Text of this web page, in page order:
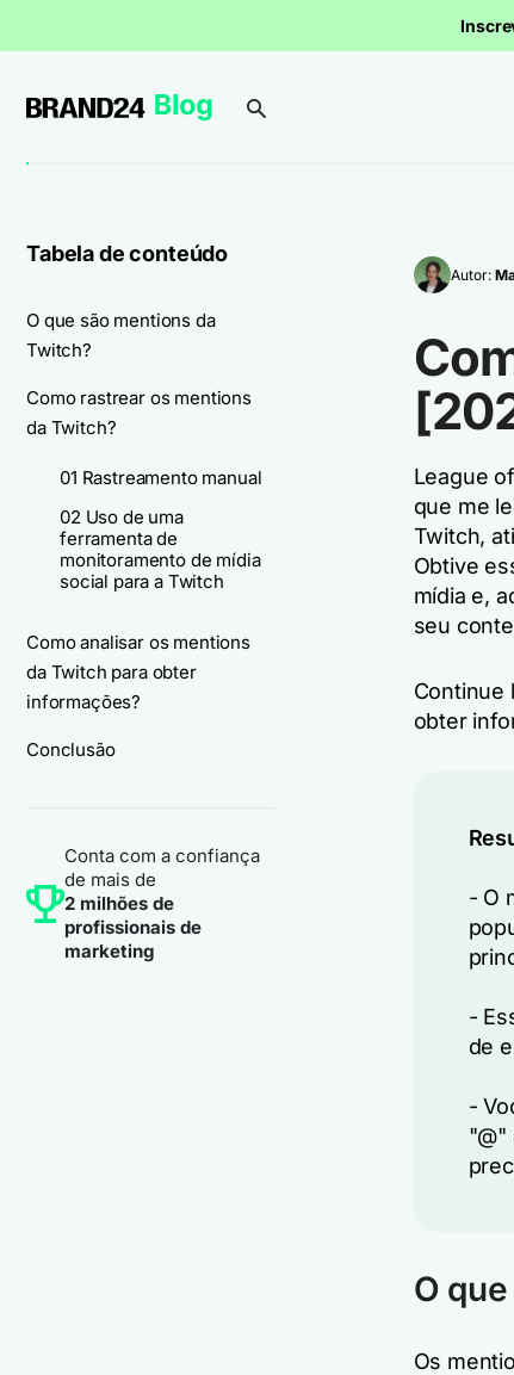
Tabela de conteúdo
O que são mentions da
Twitch?
Como rastrear os mentions
da Twitch?
01 Rastreamento manual
02 Uso de uma
ferramenta de
monitoramento de mídia
social para a Twitch
Como analisar os mentions
da Twitch para obter
informações?
Conclusão
Conta com a confiança
de mais de
2 milhões de
profissionais de
marketing
Autor:
League
que me
Twitch,
Obtive
mídia e,
seu
Continue
obter
- O
-
de
-
"@"
O
Os